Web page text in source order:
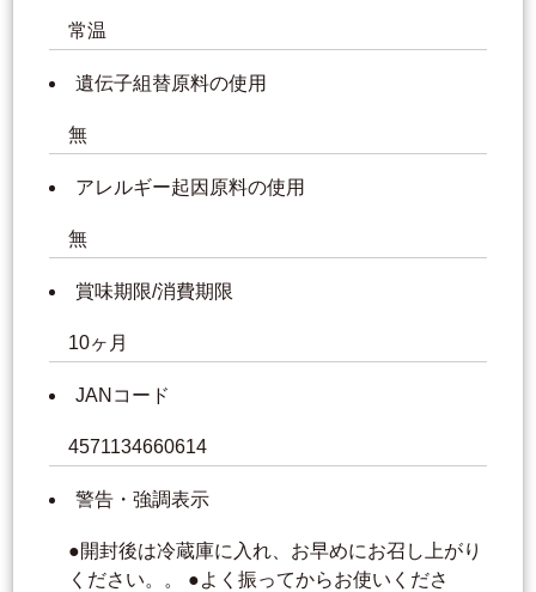
常温
遺伝子組替原料の使用
無
アレルギー起因原料の使用
無
賞味期限/消費期限
10ヶ月
JANコード
4571134660614
警告・強調表示
●開封後は冷蔵庫に入れ、お早めにお召し上がり
ください。。 ●よく振ってからお使いくださ